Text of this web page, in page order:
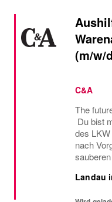
(m/w/
C&A
The
Du bist
des
nach
diversen
Landau